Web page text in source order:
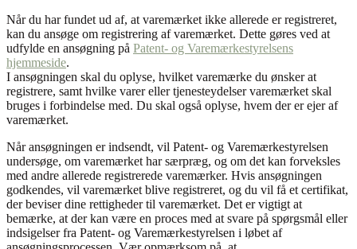
Når du har fundet ud af, at varemærket ikke allerede er registreret,
kan du ansøge om registrering af varemærket. Dette gøres ved at
udfylde en ansøgning på Patent- og Varemærkestyrelsens
hjemmeside.
I ansøgningen skal du oplyse, hvilket varemærke du ønsker at
registrere, samt hvilke varer eller tjenesteydelser varemærket skal
bruges i forbindelse med. Du skal også oplyse, hvem der er ejer af
varemærket.
Når ansøgningen er indsendt, vil Patent- og Varemærkestyrelsen
undersøge, om varemærket har særpræg, og om det kan forveksles
med andre allerede registrerede varemærker. Hvis ansøgningen
godkendes, vil varemærket blive registreret, og du vil få et certifikat,
der beviser dine rettigheder til varemærket. Det er vigtigt at
bemærke, at der kan være en proces med at svare på spørgsmål eller
indsigelser fra Patent- og Varemærkestyrelsen i løbet af